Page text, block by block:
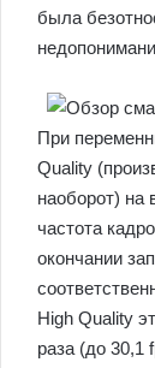
была
При
Quality
наоборот) на
частота
окончании
High Quality
раза (до 30,1